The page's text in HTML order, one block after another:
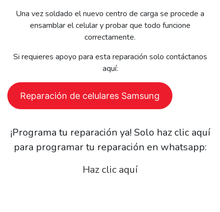
Una vez soldado el nuevo centro de carga se procede a
ensamblar el celular y probar que todo funcione
correctamente.
Si requieres apoyo para esta reparación solo contáctanos
aquí:
Reparación de celulares Samsung
¡Programa tu reparación ya! Solo haz clic aquí
para programar tu reparación en whatsapp:
Haz clic aquí